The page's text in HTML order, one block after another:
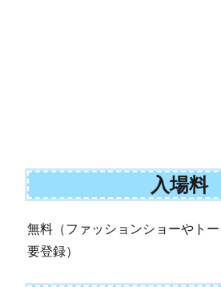
入場料
無料（ファッションショーやト
要登録）